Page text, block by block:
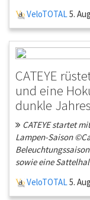
VeloTOTAL5. Aug
CATEYE
und eine
dunkle
CATEYE startet
Lampen-Saison
sowie eine
VeloTOTAL5. Aug